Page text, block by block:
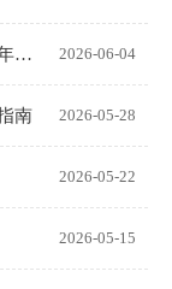
2026-06-04
省教育厅联合四部门发布江西省2026年普通高考温馨提示
2026-05-28
南
2026-05-22
2026-05-15